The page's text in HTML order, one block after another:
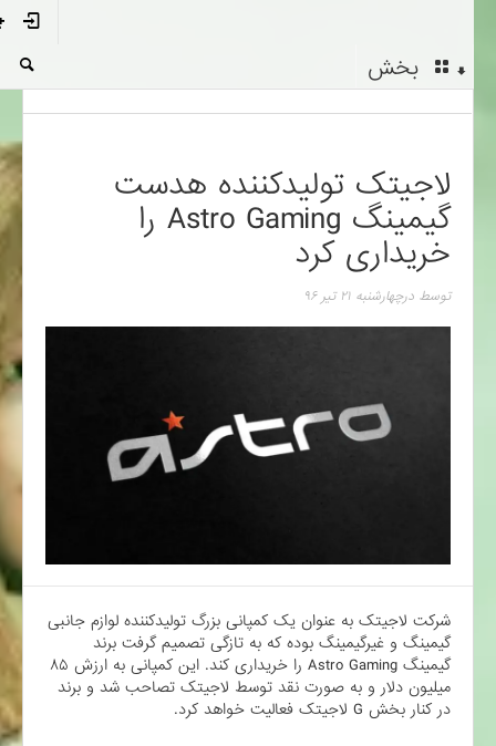
بخش
لاجیتک تولیدکننده هدست
گیمینگ Astro Gaming را
خریداری کرد
توسط درچهارشنبه ۲۱ تیر ۹۶
شرکت لاجیتک به عنوان یک کمپانی بزرگ تولیدکننده لوازم جانبی
گیمینگ و غیرگیمینگ بوده که به تازگی تصمیم گرفت برند
گیمینگ Astro Gaming را خریداری کند. این کمپانی به ارزش ۸۵
میلیون دلار و به صورت نقد توسط لاجیتک تصاحب شد و برند
در کنار بخش G لاجیتک فعالیت خواهد کرد.